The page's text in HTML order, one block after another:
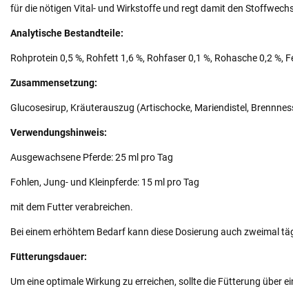
für die nötigen Vital- und Wirkstoffe und regt damit den
Analytische Bestandteile:
Rohprotein 0,5 %, Rohfett 1,6 %, Rohfaser 0,1 %, Rohasche 0,2 %,
Zusammensetzung:
Glucosesirup, Kräuterauszug (Artischocke, Mariendistel,
Verwendungshinweis:
Ausgewachsene Pferde: 25 ml pro Tag
Fohlen, Jung- und Kleinpferde: 15 ml pro Tag
mit dem Futter verabreichen.
Bei einem erhöhtem Bedarf kann diese Dosierung auch zweimal
Fütterungsdauer:
Um eine optimale Wirkung zu erreichen, sollte die Fütterung über